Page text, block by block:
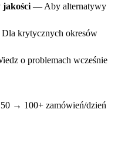
jakości — Aby alternatywy
krytycznych okresów
o problemach wcześnie
→ 100+ zamówień/dzień